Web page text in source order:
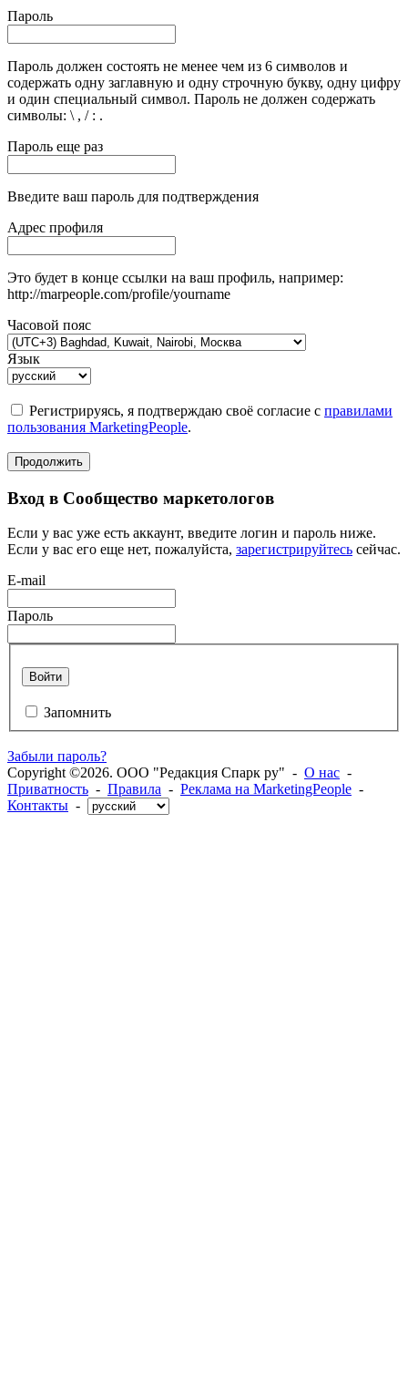
Пароль
Пароль должен состоять не менее чем из 6 символов и
содержать одну заглавную и одну строчную букву, одну цифру
и один специальный символ. Пароль не должен содержать
символы: \ , / : .
Пароль еще раз
Введите ваш пароль для подтверждения
Адрес профиля
Это будет в конце ссылки на ваш профиль, например:
http://marpeople.com/profile/yourname
Часовой пояс
Язык
Регистрируясь, я подтверждаю своё согласие с правилами
пользования MarketingPeople.
Продолжить
Вход в Сообщество маркетологов
Если у вас уже есть аккаунт, введите логин и пароль ниже.
Если у вас его еще нет, пожалуйста, зарегистрируйтесь сейчас.
E-mail
Пароль
Войти
Запомнить
Забыли пароль?
Copyright ©2026. ООО "Редакция Спарк ру" - О нас -
Приватность - Правила - Реклама на MarketingPeople -
Контакты -